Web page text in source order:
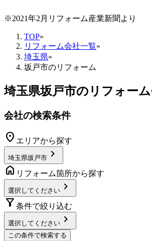
※2021年2月リフォーム産業新聞より
TOP»
リフォーム会社一覧»
埼玉県»
坂戸市のリフォーム
埼玉県坂戸市のリフォー
会社の検索条件
location_on エリアから探す
埼玉県坂戸市 chevron_right
home リフォーム箇所から探す
選択してください chevron_right
filter_alt 条件で絞り込む
選択してください chevron_right
この条件で検索する